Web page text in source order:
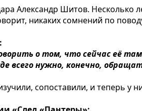
Александр Шитов. Несколько
никаких сомнений по
о том, что сейчас её
нужно, конечно,
сопоставили, и теперь у